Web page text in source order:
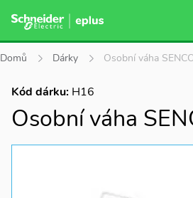
Domů Dárky Osobní váha
Kód dárku: H16
Osobní váha